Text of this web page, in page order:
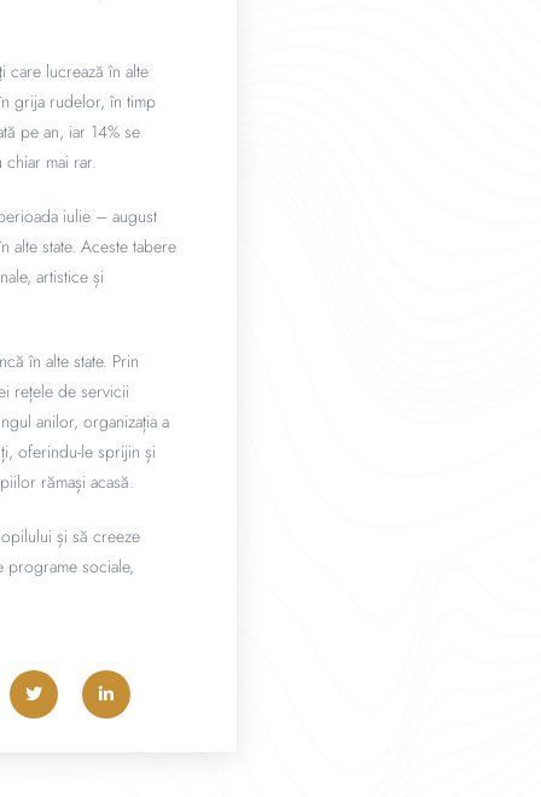
care lucrează în alte
grija rudelor, în timp
pe an, iar 14% se
mai rar.
iulie – august
state. Aceste tabere
artistice și
în alte state. Prin
rețele de servicii
anilor, organizația a
oferindu-le sprijin și
rămași acasă.
și să creeze
programe sociale,